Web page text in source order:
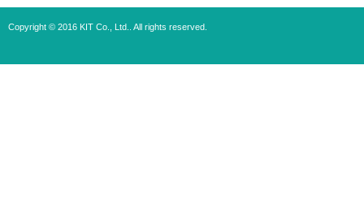
Copyright © 2016 KIT Co., Ltd.. All rights reserved.